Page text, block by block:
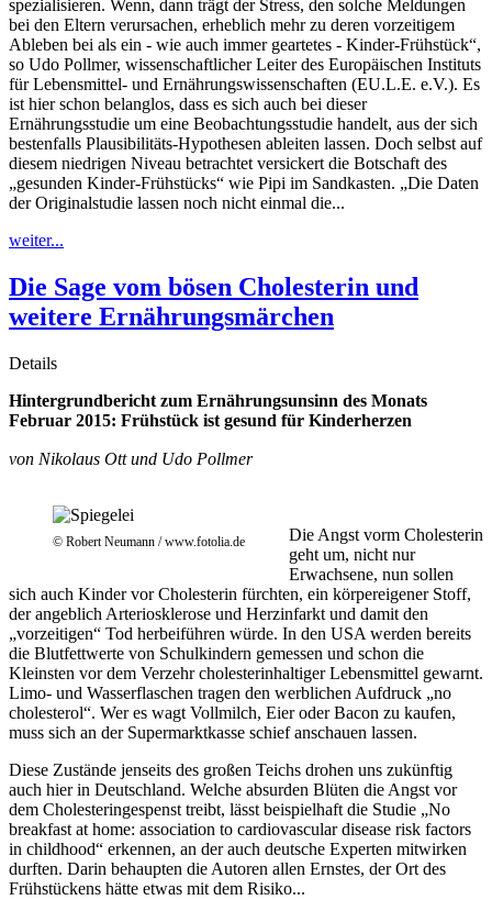
spezialisieren. Wenn, dann trägt der Stress, den solche Meldungen
bei den Eltern verursachen, erheblich mehr zu deren vorzeitigem
Ableben bei als ein - wie auch immer geartetes - Kinder-Frühstück“,
so Udo Pollmer, wissenschaftlicher Leiter des Europäischen Instituts
für Lebensmittel- und Ernährungswissenschaften (EU.L.E. e.V.). Es
ist hier schon belanglos, dass es sich auch bei dieser
Ernährungsstudie um eine Beobachtungsstudie handelt, aus der sich
bestenfalls Plausibilitäts-Hypothesen ableiten lassen. Doch selbst auf
diesem niedrigen Niveau betrachtet versickert die Botschaft des
„gesunden Kinder-Frühstücks“ wie Pipi im Sandkasten. „Die Daten
der Originalstudie lassen noch nicht einmal die...
weiter...
Die Sage vom bösen Cholesterin und
weitere Ernährungsmärchen
Details
Hintergrundbericht zum Ernährungsunsinn des Monats
Februar 2015: Frühstück ist gesund für Kinderherzen
von Nikolaus Ott und Udo Pollmer
© Robert Neumann / www.fotolia.de
Die Angst vorm Cholesterin
geht um, nicht nur
Erwachsene, nun sollen
sich auch Kinder vor Cholesterin fürchten, ein körpereigener Stoff,
der angeblich Arteriosklerose und Herzinfarkt und damit den
„vorzeitigen“ Tod herbeiführen würde. In den USA werden bereits
die Blutfettwerte von Schulkindern gemessen und schon die
Kleinsten vor dem Verzehr cholesterinhaltiger Lebensmittel gewarnt.
Limo- und Wasserflaschen tragen den werblichen Aufdruck „no
cholesterol“. Wer es wagt Vollmilch, Eier oder Bacon zu kaufen,
muss sich an der Supermarktkasse schief anschauen lassen.
Diese Zustände jenseits des großen Teichs drohen uns zukünftig
auch hier in Deutschland. Welche absurden Blüten die Angst vor
dem Cholesteringespenst treibt, lässt beispielhaft die Studie „No
breakfast at home: association to cardiovascular disease risk factors
in childhood“ erkennen, an der auch deutsche Experten mitwirken
durften. Darin behaupten die Autoren allen Ernstes, der Ort des
Frühstückens hätte etwas mit dem Risiko...